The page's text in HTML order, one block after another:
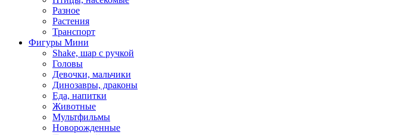
Разное
Растения
Транспорт
Фигуры Мини
Shake, шар с ручкой
Головы
Девочки, мальчики
Динозавры, драконы
Еда, напитки
Животные
Мультфильмы
Новорожденные